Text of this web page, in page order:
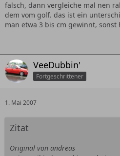
falsch, dann vergleiche mal nen
dem vom golf. das ist ein
man etwa 3 bis cm gewinnt,
VeeDubbin'
Fortgeschrittener
1. Mai 2007
Zitat
Original von andreas